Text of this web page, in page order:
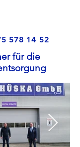
578 14 52
für die